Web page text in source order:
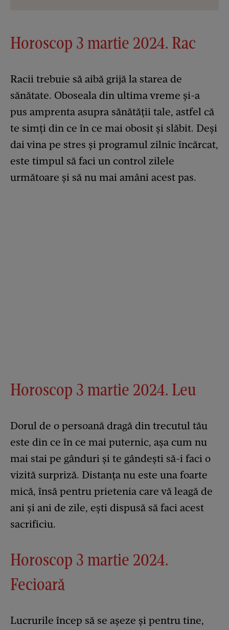
Horoscop 3 martie 2024. Rac
Racii trebuie să aibă grijă la starea de
sănătate. Oboseala din ultima vreme și-a
pus amprenta asupra sănătății tale, astfel că
te simți din ce în ce mai obosit și slăbit. Deși
dai vina pe stres și programul zilnic încărcat,
este timpul să faci un control zilele
următoare și să nu mai amâni acest pas.
Horoscop 3 martie 2024. Leu
Dorul de o persoană dragă din trecutul tău
este din ce în ce mai puternic, așa cum nu
mai stai pe gânduri și te gândești să-i faci o
vizită surpriză. Distanța nu este una foarte
mică, însă pentru prietenia care vă leagă de
ani și ani de zile, ești dispusă să faci acest
sacrificiu.
Horoscop 3 martie 2024.
Fecioară
Lucrurile încep să se așeze și pentru tine,